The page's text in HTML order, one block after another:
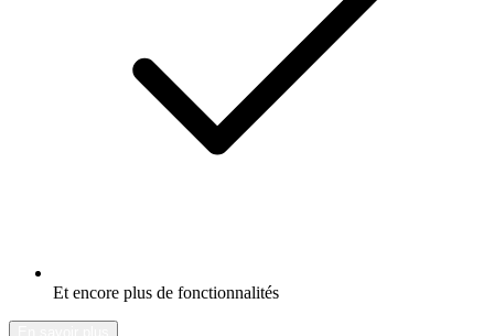
Et encore plus de fonctionnalités